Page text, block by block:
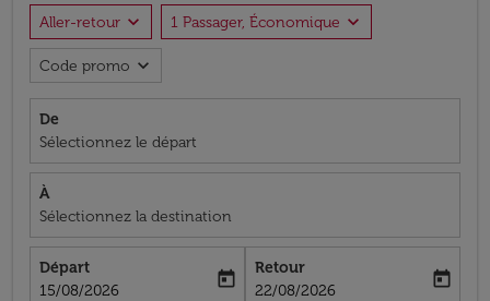
Aller-retour expand_more 1 Passager, Économique expand_more
Code promo expand_more
De
Sélectionnez le départ
À
Sélectionnez la destination
Départ
fc-booking-departure-date-aria-label
15/08/2026
today
Retour
fc-booking-return-date-aria-label
22/08/2026
today